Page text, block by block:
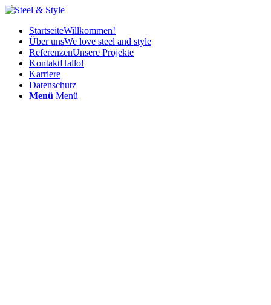
StartseiteWillkommen!
Über unsWe love steel and style
ReferenzenUnsere Projekte
KontaktHallo!
Karriere
Datenschutz
Menü Menü